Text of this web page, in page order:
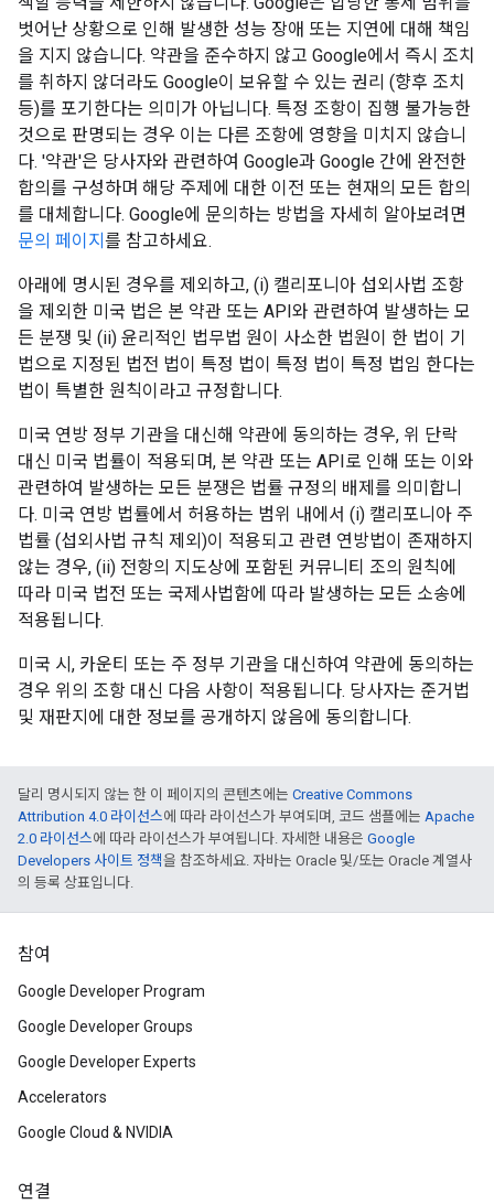
벗어난 상황으로 인해 발생한 성능 장애 또는 지연에 대해 책임
을 지지 않습니다. 약관을 준수하지 않고 Google에서 즉시 조치
를 취하지 않더라도 Google이 보유할 수 있는 권리 (향후 조치
등)를 포기한다는 의미가 아닙니다. 특정 조항이 집행 불가능한
것으로 판명되는 경우 이는 다른 조항에 영향을 미치지 않습니
다. '약관'은 당사자와 관련하여 Google과 Google 간에 완전한
합의를 구성하며 해당 주제에 대한 이전 또는 현재의 모든 합의
를 대체합니다. Google에 문의하는 방법을 자세히 알아보려면
문의 페이지 를 참고하세요.
아래에 명시된 경우를 제외하고, (i) 캘리포니아 섭외사법 조항
을 제외한 미국 법은 본 약관 또는 API와 관련하여 발생하는 모
든 분쟁 및 (ii) 윤리적인 법무법 원이 사소한 법원이 한 법이 기
법으로 지정된 법전 법이 특정 법이 특정 법이 특정 법임 한다는
법이 특별한 원칙이라고 규정합니다.
미국 연방 정부 기관을 대신해 약관에 동의하는 경우, 위 단락
대신 미국 법률이 적용되며, 본 약관 또는 API로 인해 또는 이와
관련하여 발생하는 모든 분쟁은 법률 규정의 배제를 의미합니
다. 미국 연방 법률에서 허용하는 범위 내에서 (i) 캘리포니아 주
법률 (섭외사법 규칙 제외)이 적용되고 관련 연방법이 존재하지
않는 경우, (ii) 전항의 지도상에 포함된 커뮤니티 조의 원칙에
따라 미국 법전 또는 국제사법함에 따라 발생하는 모든 소송에
적용됩니다.
미국 시, 카운티 또는 주 정부 기관을 대신하여 약관에 동의하는
경우 위의 조항 대신 다음 사항이 적용됩니다. 당사자는 준거법
및 재판지에 대한 정보를 공개하지 않음에 동의합니다.
달리 명시되지 않는 한 이 페이지의 콘텐츠에는 Creative Commons
Attribution 4.0 라이선스에 따라 라이선스가 부여되며, 코드 샘플에는 Apache
2.0 라이선스에 따라 라이선스가 부여됩니다. 자세한 내용은 Google
Developers 사이트 정책을 참조하세요. 자바는 Oracle 및/또는 Oracle 계열사
의 등록 상표입니다.
참여
Google Developer Program
Google Developer Groups
Google Developer Experts
Accelerators
Google Cloud & NVIDIA
연결